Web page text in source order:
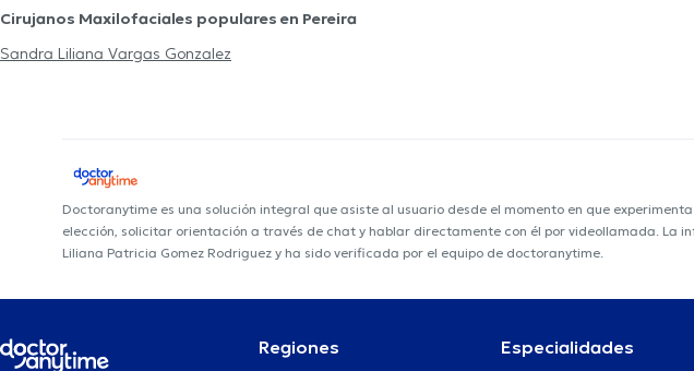
Cirujanos Maxilofaciales populares en Pereira
Sandra Liliana Vargas Gonzalez
Doctoranytime es una solución integral que asiste al usuario desde el momento en que
elección, solicitar orientación a través de chat y hablar directamente con él por videollamada. La
Liliana Patricia Gomez Rodriguez y ha sido verificada por el equipo de doctoranytime.
Regiones Especialidades